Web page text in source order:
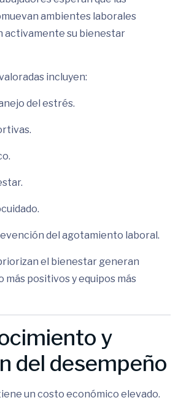
ambientes laborales
activamente su bienestar
incluyen:
del estrés.
del agotamiento laboral.
el bienestar generan
positivos y equipos más
y
del desempeño
un costo económico elevado.